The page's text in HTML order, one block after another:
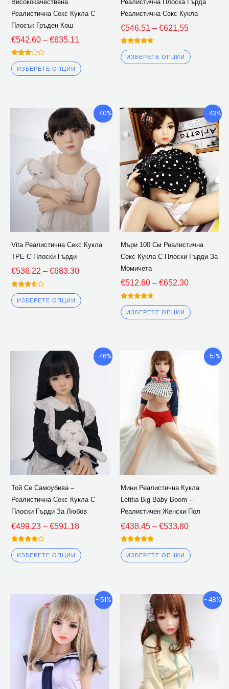
Висококачествена
Реалистична Секс Кукла С
Плосък Гръден Кош
€542.60 – €635.11
Оценена
3.00
извън
ИЗБЕРЕТЕ ОПЦИИ
страницата
Реалистична Плоска Гърда
Реалистична Секс Кукла
€546.51 – €621.55
Оценена
4.50
извън 5
ИЗБЕРЕТЕ ОПЦИИ
- 40%
Vita Реалистична Секс Кукла
TPE С Плоски Гърди
€536.22 – €683.30
Ценови
диапазон:
€536.22
през
€683.30
Оценена
3.50
извън 5
ИЗБЕРЕТЕ ОПЦИИ
Този
продукт
има
множество
варианти.
Опциите
могат
на
- 43%
Мъри 100 См Реалистична
Секс Кукла С Плоски Гърди За
Момичета
€512.60 – €652.30
Ценови
диапазон:
€512.60
през
€652.30
Оценена
4.50
извън 5
ИЗБЕРЕТЕ ОПЦИИ
Този
продукт
има
множество
варианти.
Опциите
могат
да
бъдат
на
- 46%
Той Се Самоубива –
Реалистична Секс Кукла С
Плоски Гърди За Любов
€499.23 – €591.18
Ценови
диапазон:
€499.23
през
€591.18
Оценена
4.00
извън 5
ИЗБЕРЕТЕ ОПЦИИ
Този
множество
варианти.
Опциите
могат
да
бъдат
страницата
- 51%
Мини Реалистична Кукла
Letitia Big Baby Boom –
Реалистичен Женски Пол
€438.45 – €533.80
Ценови
диапазон:
Оценена
5.00
извън 5
ИЗБЕРЕТЕ ОПЦИИ
Този
Опциите
могат
да
бъдат
- 51%
Ценови
диапазон:
€419.96
през
€541.80
Този
продукт
има
множество
варианти.
Опциите
- 48%
Ценови
диапазон:
през
€566.76
Този
множество
Опциите
могат